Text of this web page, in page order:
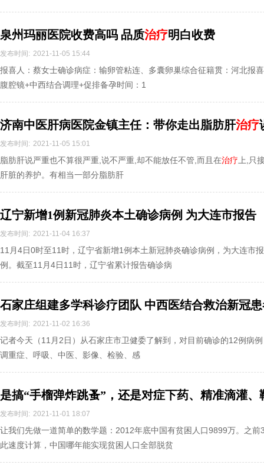
泉州玛丽医院收费高吗 品质治疗明白收费
发布时间: 2021-11-05 15:44
报喜人：蔡女士确诊病症：输卵管粘连、多囊卵巢综合征籍贯：河北报
腹腔镜+中西结合调理+促排备孕时间：1
济南中医肝病医院金镇主任：带你走出脂肪肝治疗
发布时间: 2021-11-05 15:01
脂肪肝说严重也不算很严重,说不严重,却不能放任不管,而且在治疗 上,只
肝脏的养护。有相当一部分脂肪肝
辽宁新增1例新冠肺炎本土确诊病例 为大连市报告
发布时间: 2021-11-04 16:37
11月4日0时至11时，辽宁省新增1例本土新冠肺炎确诊病例，为大连市
例。截至11月4日11时，辽宁省累计报告确诊病
石家庄组建多学科诊疗团队 中西医结合救治新冠
发布时间: 2021-11-02 16:36
记者今天（11月2日）从石家庄市卫健委了解到，对目前确诊的12例病例
调重症、呼吸、中医、影像、检验、感
是搞“手榴弹炸跳蚤”，还是对症下药、精准滴灌、
发布时间: 2021-11-01 18:07
让我们先做一道简单的数学题：2012年底中国有贫困人口9899万。之
此速度计算，中国哪年能实现贫困人口全部脱贫